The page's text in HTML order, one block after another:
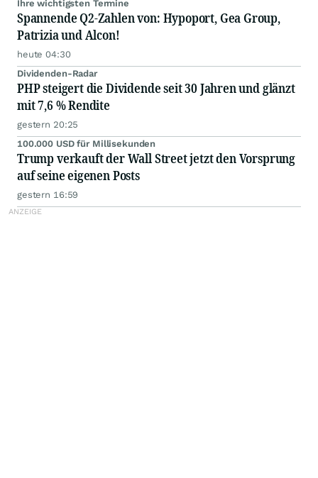
Ihre wichtigsten Termine
Spannende Q2-Zahlen von: Hypoport, Gea Group,
Patrizia und Alcon!
heute 04:30
Dividenden-Radar
PHP steigert die Dividende seit 30 Jahren und glänzt
mit 7,6 % Rendite
gestern 20:25
100.000 USD für Millisekunden
Trump verkauft der Wall Street jetzt den Vorsprung
auf seine eigenen Posts
gestern 16:59